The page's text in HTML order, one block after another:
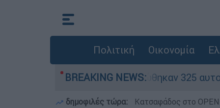
Πολιτική Οικονομία
BREAKING NEWS:
- Ολοκληρώθηκαν 325 αυτοψίες στις
δημοφιλές τώρα: Κατσαφάδος στο